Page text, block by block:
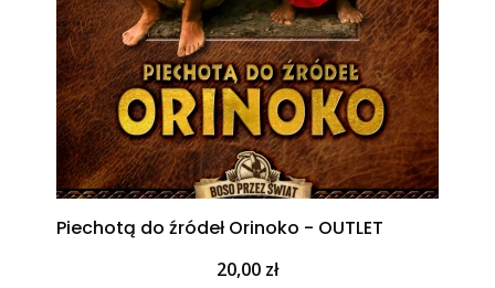
Piechotą do źródeł Orinoko - OUTLET
Cena
20,00 zł